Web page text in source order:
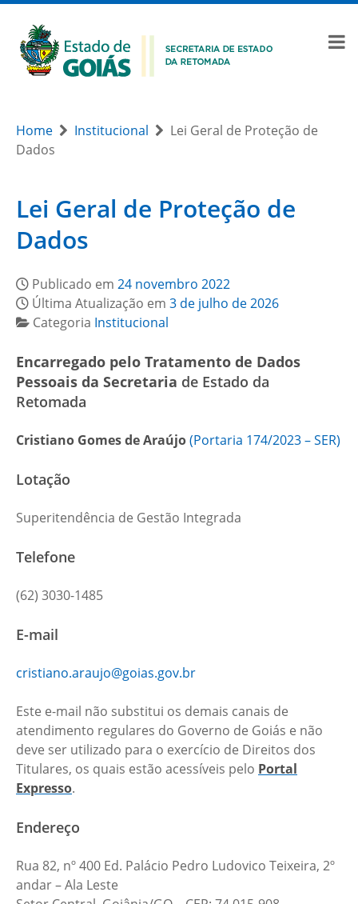
Home Institucional
Lei Geral de Proteção de
Dados
Lei Geral de Proteção de
Dados
Publicado em 24 novembro 2022
Última Atualização em 3 de julho de 2026
Categoria Institucional
Encarregado pelo Tratamento de Dados
Pessoais da Secretaria de Estado da
Retomada
Cristiano Gomes de Araújo(Portaria 174/2023 – SER)
Lotação
Superitendência de Gestão Integrada
Telefone
(62) 3030-1485
E-mail
cristiano.araujo@goias.gov.br
Este e-mail não substitui os demais canais de
atendimento regulares do Governo de Goiás e não
deve ser utilizado para o exercício de Direitos dos
Titulares, os quais estão acessíveis pelo Portal
Expresso.
Endereço
Rua 82, nº 400 Ed. Palácio Pedro Ludovico Teixeira, 2º
andar – Ala Leste